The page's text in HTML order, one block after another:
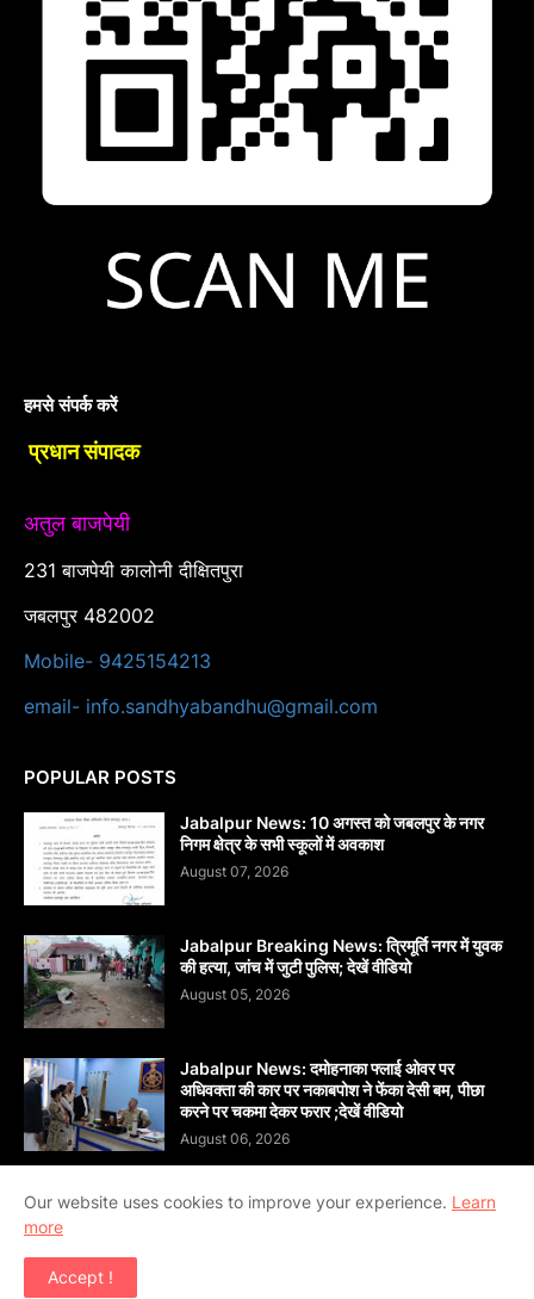
हमसे संपर्क करें
प्रधान संपादक
अतुल बाजपेयी
231 बाजपेयी कालोनी दीक्षितपुरा
जबलपुर 482002
Mobile- 9425154213
email- info.sandhyabandhu@gmail.com
POPULAR POSTS
Jabalpur News: 10 अगस्त को जबलपुर के नगर
निगम क्षेत्र के सभी स्कूलों में अवकाश
August 07, 2026
Jabalpur Breaking News: त्रिमूर्ति नगर में युवक
की हत्या, जांच में जुटी पुलिस; देखें वीडियो
August 05, 2026
Jabalpur News: दमोहनाका फ्लाई ओवर पर
अधिवक्ता की कार पर नकाबपोश ने फेंका देसी बम, पीछा
करने पर चकमा देकर फरार ;देखें वीडियो
August 06, 2026
Copyright ©
Our website uses cookies to improve your experience. Learn
more
Accept !